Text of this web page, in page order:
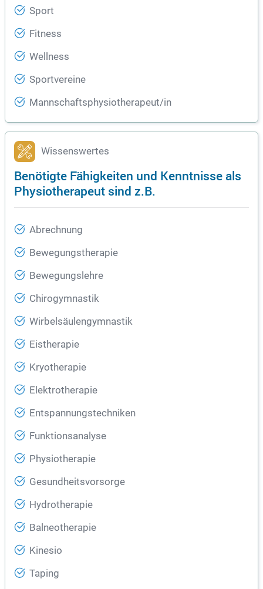
Sport
Fitness
Wellness
Sportvereine
Mannschaftsphysiotherapeut/in
Wissenswertes
Benötigte Fähigkeiten und Kenntnisse als
Physiotherapeut sind z.B.
Abrechnung
Bewegungstherapie
Bewegungslehre
Chirogymnastik
Wirbelsäulengymnastik
Eistherapie
Kryotherapie
Elektrotherapie
Entspannungstechniken
Funktionsanalyse
Physiotherapie
Gesundheitsvorsorge
Hydrotherapie
Balneotherapie
Kinesio
Taping